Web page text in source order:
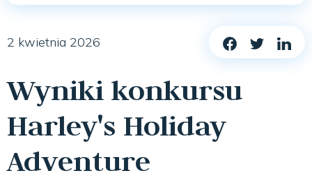
2 kwietnia 2026
Wyniki konkursu
Harley's Holiday
Adventure